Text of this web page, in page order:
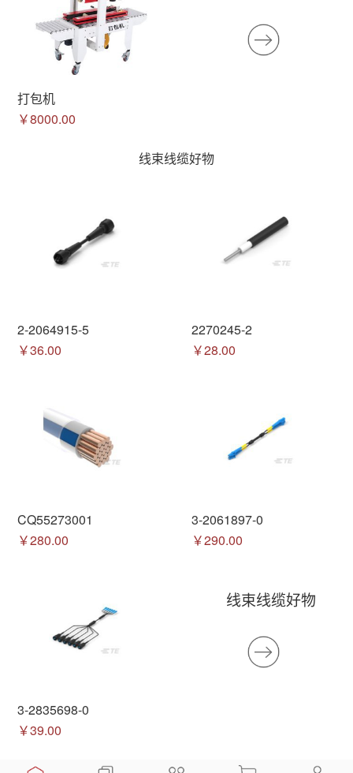
打包机
￥8000.00
线束线缆好物
2-2064915-5
￥36.00
2270245-2
￥28.00
CQ55273001
￥280.00
3-2061897-0
￥290.00
3-2835698-0
￥39.00
线束线缆好物